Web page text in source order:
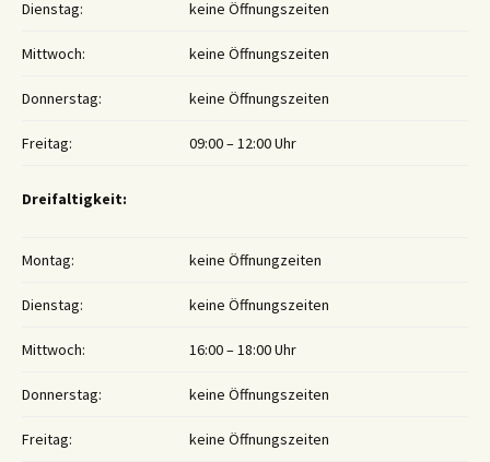
Dienstag: keine Öffnungszeiten
Mittwoch: keine Öffnungszeiten
Donnerstag: keine Öffnungszeiten
Freitag: 09:00 – 12:00 Uhr
Dreifaltigkeit:
Montag: keine Öffnungzeiten
Dienstag: keine Öffnungszeiten
Mittwoch: 16:00 – 18:00 Uhr
Donnerstag: keine Öffnungszeiten
Freitag: keine Öffnungszeiten